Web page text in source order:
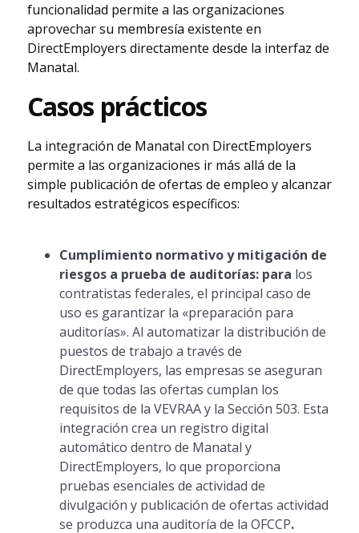
funcionalidad permite a las organizaciones
aprovechar su membresía existente en
DirectEmployers directamente desde la interfaz de
Manatal.
Casos prácticos
La integración de Manatal con DirectEmployers
permite a las organizaciones ir más allá de la
simple publicación de ofertas de empleo y alcanzar
resultados estratégicos específicos:
Cumplimiento normativo y mitigación de
riesgos a prueba de auditorías: para los
contratistas federales, el principal caso de
uso es garantizar la «preparación para
auditorías». Al automatizar la distribución de
puestos de trabajo a través de
DirectEmployers, las empresas se aseguran
de que todas las ofertas cumplan los
requisitos de la VEVRAA y la Sección 503. Esta
integración crea un registro digital
automático dentro de Manatal y
DirectEmployers, lo que proporciona
pruebas esenciales de actividad de
divulgación y publicación de ofertas actividad
se produzca una auditoría de la OFCCP.